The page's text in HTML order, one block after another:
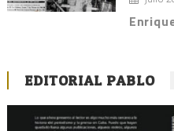
EDITORIAL PABLO